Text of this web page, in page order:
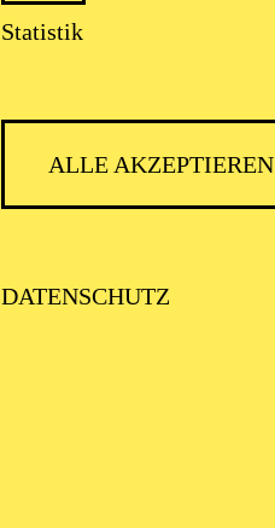
Statistik
ALLE AKZEPTIEREN
DATENSCHUTZ